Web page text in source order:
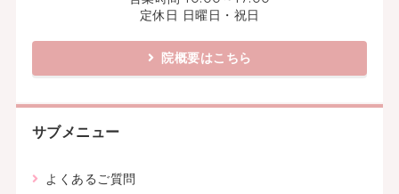
定休日 日曜日・祝日
院概要はこちら
サブメニュー
よくあるご質問